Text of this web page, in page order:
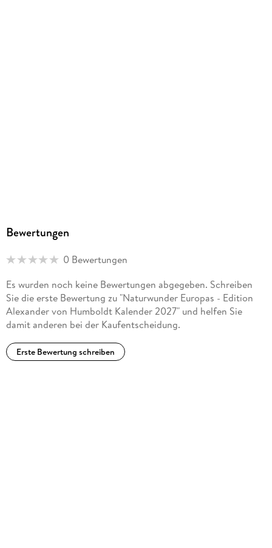
Bewertungen
0 Bewertungen
Es wurden noch keine Bewertungen abgegeben. Schreiben
Sie die erste Bewertung zu "Naturwunder Europas - Edition
Alexander von Humboldt Kalender 2027" und helfen Sie
damit anderen bei der Kaufentscheidung.
Erste Bewertung schreiben